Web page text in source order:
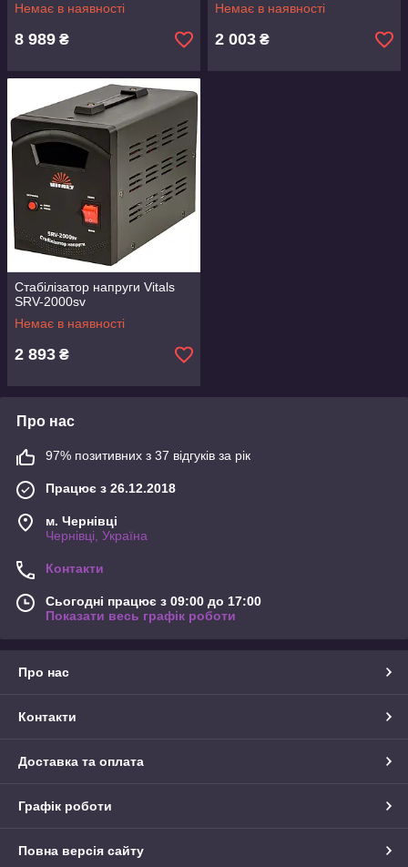
Немає в наявності
8 989 ₴
Немає в наявності
2 003 ₴
Стабілізатор напруги Vitals
SRV-2000sv
Немає в наявності
2 893 ₴
Про нас
97% позитивних з 37 відгуків за рік
Працює з 26.12.2018
м. Чернівці
Чернівці, Україна
Контакти
Сьогодні працює з 09:00 до 17:00
Показати весь графік роботи
Про нас
Контакти
Доставка та оплата
Графік роботи
Повна версія сайту